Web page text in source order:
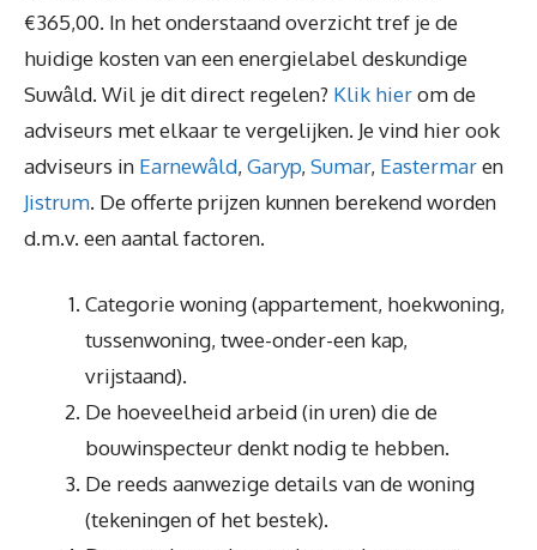
€365,00. In het onderstaand overzicht tref je de
huidige kosten van een energielabel deskundige
Suwâld. Wil je dit direct regelen? Klik hierom de
adviseurs met elkaar te vergelijken. Je vind hier ook
adviseurs in Earnewâld, Garyp, Sumar, Eastermaren
Jistrum. De offerte prijzen kunnen berekend worden
d.m.v. een aantal factoren.
Categorie woning (appartement, hoekwoning,
tussenwoning, twee-onder-een kap,
vrijstaand).
De hoeveelheid arbeid (in uren) die de
bouwinspecteur denkt nodig te hebben.
De reeds aanwezige details van de woning
(tekeningen of het bestek).